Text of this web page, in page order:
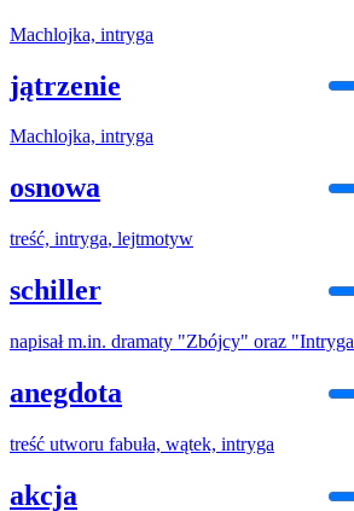
Machlojka, intryga
jątrzenie
Machlojka, intryga
osnowa
treść, intryga, lejtmotyw
schiller
napisał m.in. dramaty "Zbójcy" oraz "Intryga
anegdota
treść utworu fabuła, wątek, intryga
akcja